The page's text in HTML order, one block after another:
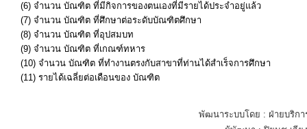
(6) จำนวน บัณฑิต ที่มีกิจการของตนเองที่มีรายได้ประจำอยู่แล้ว
(7) จำนวน บัณฑิต ที่ศึกษาต่อระดับบัณฑิตศึกษา
(8) จำนวน บัณฑิต ที่อุปสมบท
(9) จำนวน บัณฑิต ที่เกณฑ์ทหาร
(10) จำนวน บัณฑิต ที่ทำงานตรงกับสาขาที่ท่านได้สำเร็จการศึกษา
(11) รายได้เฉลี่ยต่อเดือนของ บัณฑิต
พัฒนาระบบโดย : ฝ่ายบริก